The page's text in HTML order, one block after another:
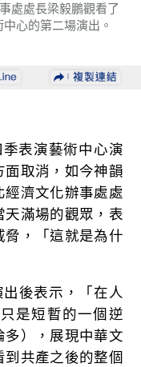
處處長梁毅鵬觀看了
心的第二場演出。
表演藝術中心演
面取消，如今神韻
經濟文化辦事處處
天滿場的觀眾，表
，「這就是為什
後表示，「在人
是短暫的一個逆
多），展現中華文
共產之後的整個